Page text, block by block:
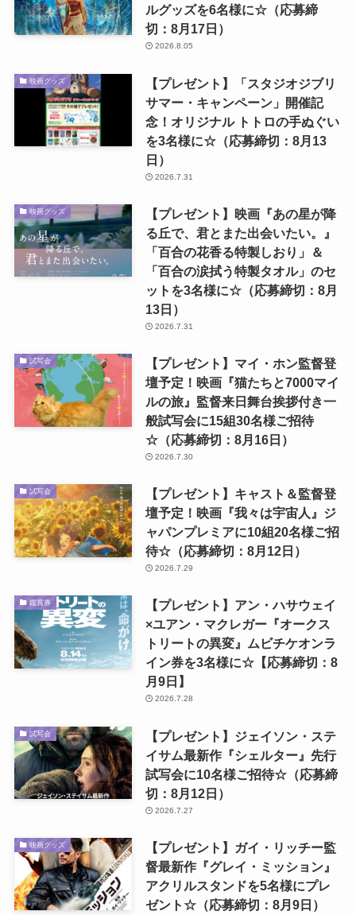
ルグッズを6名様に☆（応募締
切：8月17日）
2026.8.05
映画グッズ
【プレゼント】「スタジオジブリ
サマー・キャンペーン」開催記
念！オリジナル トトロの手ぬぐい
を3名様に☆（応募締切：8月13
日）
2026.7.31
映画グッズ
【プレゼント】映画『あの星が降
る丘で、君とまた出会いたい。』
「百合の花香る特製しおり」＆
「百合の涙拭う特製タオル」のセ
ットを3名様に☆（応募締切：8月
13日）
2026.7.31
試写会
【プレゼント】マイ・ホン監督登
壇予定！映画『猫たちと7000マイ
ルの旅』監督来日舞台挨拶付き一
般試写会に15組30名様ご招待
☆（応募締切：8月16日）
2026.7.30
試写会
【プレゼント】キャスト＆監督登
壇予定！映画『我々は宇宙人』ジ
ャパンプレミアに10組20名様ご招
待☆（応募締切：8月12日）
2026.7.29
鑑賞券
【プレゼント】アン・ハサウェイ
×ユアン・マクレガー『オークス
トリートの異変』ムビチケオンラ
イン券を3名様に☆【応募締切：8
月9日】
2026.7.28
試写会
【プレゼント】ジェイソン・ステ
イサム最新作『シェルター』先行
試写会に10名様ご招待☆（応募締
切：8月12日）
2026.7.27
映画グッズ
【プレゼント】ガイ・リッチー監
督最新作『グレイ・ミッション』
アクリルスタンドを5名様にプレ
ゼント☆（応募締切：8月9日）